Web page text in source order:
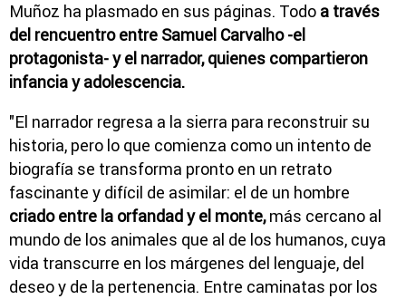
Muñoz ha plasmado en sus páginas. Todo a través
del rencuentro entre Samuel Carvalho -el
protagonista- y el narrador, quienes compartieron
infancia y adolescencia.
"El narrador regresa a la sierra para reconstruir su
historia, pero lo que comienza como un intento de
biografía se transforma pronto en un retrato
fascinante y difícil de asimilar: el de un hombre
criado entre la orfandad y el monte,más cercano al
mundo de los animales que al de los humanos, cuya
vida transcurre en los márgenes del lenguaje, del
deseo y de la pertenencia. Entre caminatas por los